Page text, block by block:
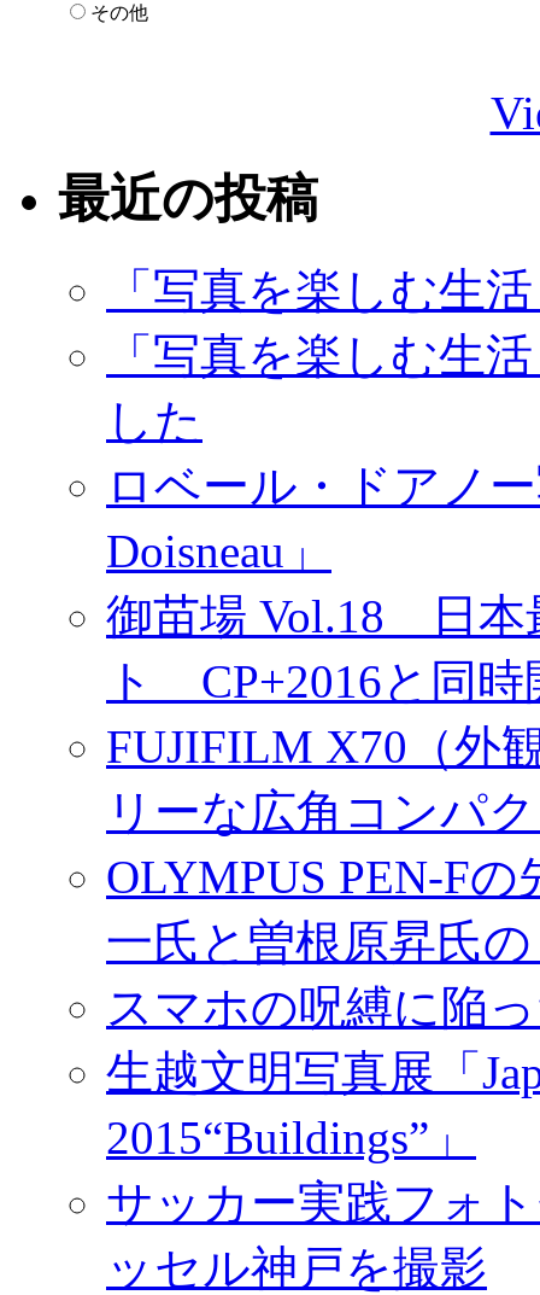
その他
最近の投稿
「写真を楽しむ生
「写真を楽しむ生
した
ロベール・ドアノ
Doisneau」
御苗場 Vol.18 日本
ト CP+2016と同時
FUJIFILM X70（外
リーな広角コンパ
OLYMPUS PEN-F
一氏と曽根原昇氏
スマホの呪縛に陥
生越文明写真展「
2015“Buildings”」
サッカー実践フォ
ッセル神戸を撮影